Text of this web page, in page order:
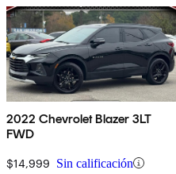
2022 Chevrolet Blazer 3LT
FWD
$14,999 Sin calificación